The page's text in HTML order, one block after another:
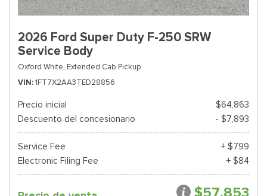
2026 Ford Super Duty F-250 SRW
Service Body
Oxford White, Extended Cab Pickup
VIN 1FT7X2AA3TED28856
Precio inicial
$64,863
Descuento del concesionario
- $7,893
Service Fee
+ $799
Electronic Filing Fee
+ $84
$57,853